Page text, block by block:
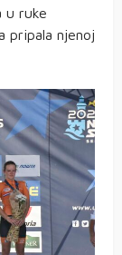
u ruke
pripala njenoj